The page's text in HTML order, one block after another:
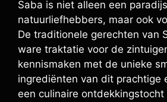
Saba is niet alleen een
natuurliefhebbers, maar ook
De traditionele gerechten van
ware traktatie voor de
kennismaken met de unieke
ingrediënten van dit prachtige
een culinaire ontdekkingstocht